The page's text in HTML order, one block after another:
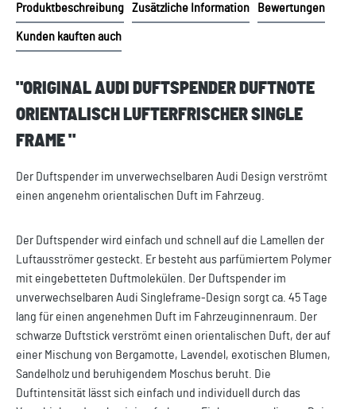
Produktbeschreibung Zusätzliche Information Bewertungen
Kunden kauften auch
"ORIGINAL AUDI DUFTSPENDER DUFTNOTE
ORIENTALISCH LUFTERFRISCHER SINGLE
FRAME "
Der Duftspender im unverwechselbaren Audi Design verströmt
einen angenehm orientalischen Duft im Fahrzeug.
Der Duftspender wird einfach und schnell auf die Lamellen der
Luftausströmer gesteckt. Er besteht aus parfümiertem Polymer
mit eingebetteten Duftmolekülen. Der Duftspender im
unverwechselbaren Audi Singleframe-Design sorgt ca. 45 Tage
lang für einen angenehmen Duft im Fahrzeuginnenraum. Der
schwarze Duftstick verströmt einen orientalischen Duft, der auf
einer Mischung von Bergamotte, Lavendel, exotischen Blumen,
Sandelholz und beruhigendem Moschus beruht. Die
Duftintensität lässt sich einfach und individuell durch das